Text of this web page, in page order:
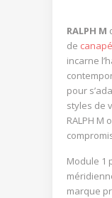
RALPH M
de
incarne
pour
styles de
RALPH
Module 1
marque